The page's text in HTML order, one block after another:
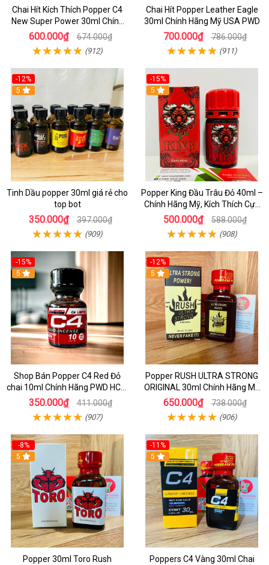
Chai Hít Kích Thích Popper C4
New Super Power 30ml Chính
Hãng Mỹ USA
600.000₫ 674.000₫
(912)
Chai Hít Popper Leather Eagle
30ml Chính Hãng Mỹ USA PWD
700.000₫ 786.000₫
(911)
-12%
5
Tinh Dầu popper 30ml giá rẻ cho
top bot
350.000₫ 397.000₫
(909)
-15%
5
Popper King Đầu Trâu Đỏ 40ml –
Chính Hãng Mỹ, Kích Thích Cực
Mạnh Cho Top & Bot
500.000₫ 588.000₫
(908)
-15%
5
Shop Bán Popper C4 Red Đỏ
chai 10ml Chính Hãng PWD HCM
kích thích Cực Mạnh cho LGBT -
TOP BOT
350.000₫ 411.000₫
(907)
-12%
5
Popper RUSH ULTRA STRONG
ORIGINAL 30ml Chính Hãng Mỹ
PWD - Tăng Khoái Cảm Mạnh
650.000₫ 738.000₫
(906)
-8%
5
Popper 30ml Toro Rush
-11%
5
Poppers C4 Vàng 30ml Chai